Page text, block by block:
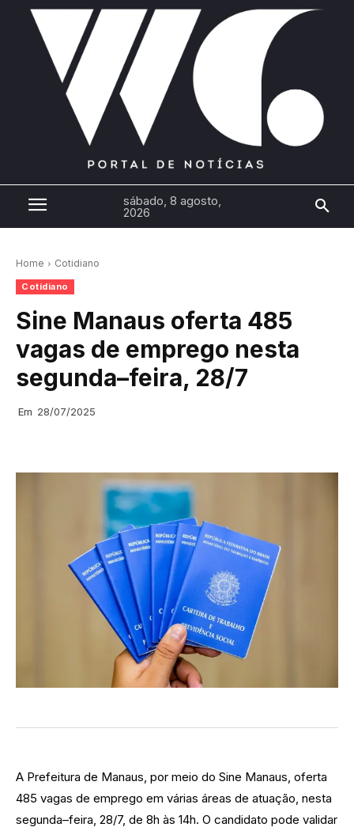
sábado, 8 agosto,
2026
Home Cotidiano
Cotidiano
Sine Manaus oferta 485
vagas de emprego nesta
segunda–feira, 28/7
Em 28/07/2025
A Prefeitura de Manaus, por meio do Sine Manaus, oferta
485 vagas de emprego em várias áreas de atuação, nesta
segunda–feira, 28/7, de 8h às 14h. O candidato pode validar